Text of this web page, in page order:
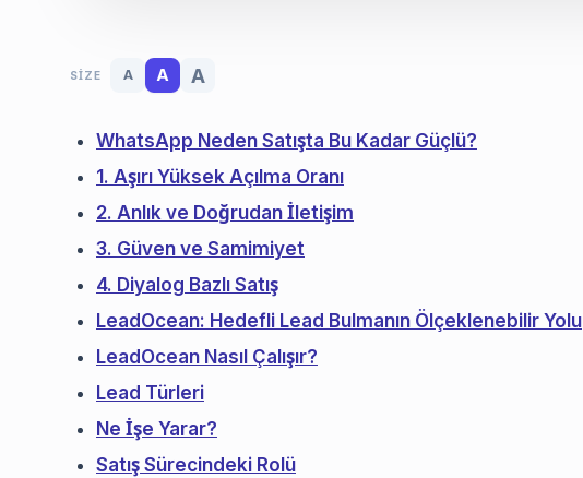
SIZE A A A
WhatsApp Neden Satışta Bu Kadar Güçlü?
1. Aşırı Yüksek Açılma Oranı
2. Anlık ve Doğrudan İletişim
3. Güven ve Samimiyet
4. Diyalog Bazlı Satış
LeadOcean: Hedefli Lead Bulmanın Ölçeklenebilir Yolu
LeadOcean Nasıl Çalışır?
Lead Türleri
Ne İşe Yarar?
Satış Sürecindeki Rolü